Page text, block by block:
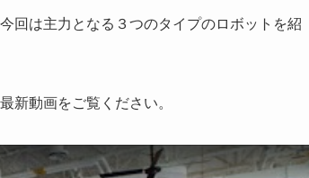
回は主力となる３つのタイプのロボットを紹
新動画をご覧ください。